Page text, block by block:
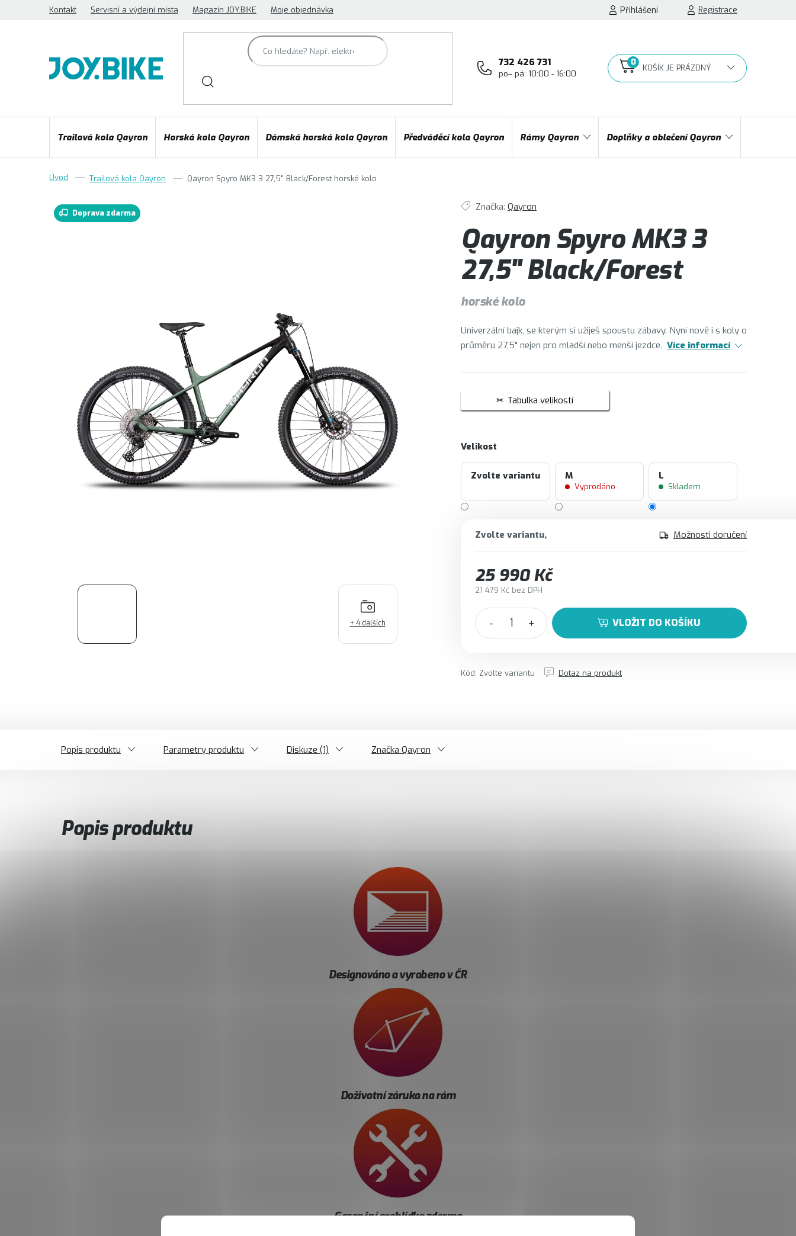
Kontakt Servisní a výdejní místa Magazín JOY.BIKE Moje objednávka Přihlášení Registrace
732 426 731
po– pá: 10:00 - 16:00
NÁKUPNÍ
Trailová kola Qayron Horská kola Qayron Dámská horská kola Qayron Předváděcí kola Qayron Rámy Qayron Doplňky a oblečení Qayron
Trailová kola Qayron Qayron Spyro MK3 3 27,5" Black/Forest horské kolo
Qayron Spyro MK3 3
27,5" Black/Forest
horské kolo
Značka:Qayron
Univerzální bajk, se kterým si užiješ spoustu zábavy. Nyní nově i s koly o
průměru 27,5" nejen pro mladší nebo menší jezdce. Více informací
Tabulka velikostí
Velikost
Zvolte variantu M
Vyprodáno
L
Skladem
Zvolte variantu Možnosti doručení
25 990 Kč
21 479 Kč bez DPH
VLOŽIT DO KOŠÍKU
Kód: Zvolte variantu Dotaz na produkt
Doprava zdarma
+ 4 dalších
Popis produktu Parametry produktu Diskuze (1) Značka Qayron
Popis produktu
Designováno a vyrobeno v ČR
Doživotní záruka na rám
Garanční prohlídka zdarma